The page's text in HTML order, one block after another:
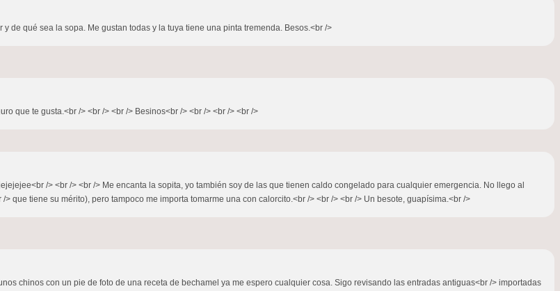
de qué sea la sopa. Me gustan todas y la tuya tiene una pinta tremenda. Besos.<br />
que te gusta.<br /> <br /> <br /> Besinos<br /> <br /> <br /> <br />
/> <br /> <br /> Me encanta la sopita, yo también soy de las que tienen caldo congelado para cualquier emergencia. No llego al
que tiene su mérito), pero tampoco me importa tomarme una con calorcito.<br /> <br /> <br /> Un besote, guapísima.<br />
chinos con un pie de foto de una receta de bechamel ya me espero cualquier cosa. Sigo revisando las entradas antiguas<br /> importadas